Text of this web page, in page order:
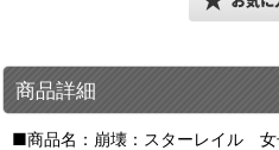
商品詳細
■商品名：崩壊：スターレイル